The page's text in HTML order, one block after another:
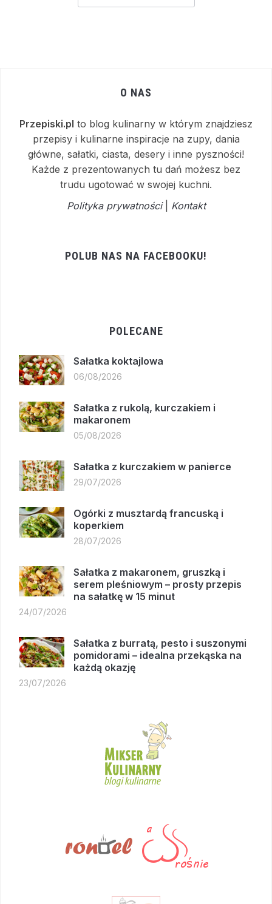
O NAS
Przepiski.pl to blog kulinarny w którym znajdziesz
przepisy i kulinarne inspiracje na zupy, dania
główne, sałatki, ciasta, desery i inne pyszności!
Każde z prezentowanych tu dań możesz bez
trudu ugotować w swojej kuchni.
Polityka prywatności| Kontakt
POLUB NAS NA FACEBOOKU!
POLECANE
Sałatka koktajlowa
06/08/2026
Sałatka z rukolą, kurczakiem i
makaronem
05/08/2026
Sałatka z kurczakiem w panierce
29/07/2026
Ogórki z musztardą francuską i
koperkiem
28/07/2026
Sałatka z makaronem, gruszką i
serem pleśniowym – prosty przepis
na sałatkę w 15 minut
24/07/2026
Sałatka z burratą, pesto i suszonymi
pomidorami – idealna przekąska na
każdą okazję
23/07/2026